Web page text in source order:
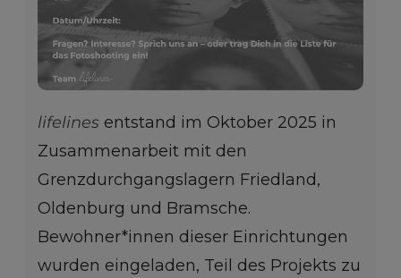
lifelines entstand im Oktober 2025 in
Zusammenarbeit mit den
Grenzdurchgangslagern Friedland,
Oldenburg und Bramsche.
Bewohner*innen dieser Einrichtungen
wurden eingeladen, Teil des Projekts zu